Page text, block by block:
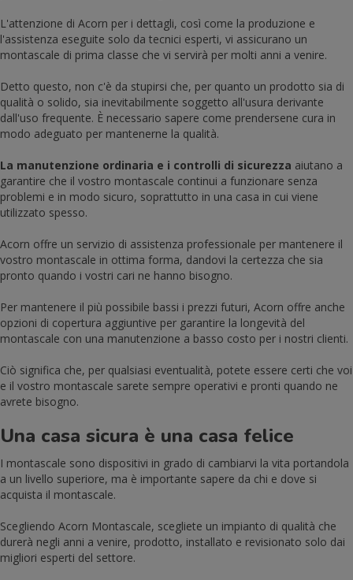
L'attenzione di Acorn per i dettagli, così come la produzione e
l'assistenza eseguite solo da tecnici esperti, vi assicurano un
montascale di prima classe che vi servirà per molti anni a venire.
Detto questo, non c'è da stupirsi che, per quanto un prodotto sia di
qualità o solido, sia inevitabilmente soggetto all'usura derivante
dall'uso frequente. È necessario sapere come prendersene cura in
modo adeguato per mantenerne la qualità.
La manutenzione ordinaria e i controlli di sicurezza aiutano a
garantire che il vostro montascale continui a funzionare senza
problemi e in modo sicuro, soprattutto in una casa in cui viene
utilizzato spesso.
Acorn offre un servizio di assistenza professionale per mantenere il
vostro montascale in ottima forma, dandovi la certezza che sia
pronto quando i vostri cari ne hanno bisogno.
Per mantenere il più possibile bassi i prezzi futuri, Acorn offre anche
opzioni di copertura aggiuntive per garantire la longevità del
montascale con una manutenzione a basso costo per i nostri clienti.
Ciò significa che, per qualsiasi eventualità, potete essere certi che voi
e il vostro montascale sarete sempre operativi e pronti quando ne
avrete bisogno.
Una casa sicura è una casa felice
I montascale sono dispositivi in grado di cambiarvi la vita portandola
a un livello superiore, ma è importante sapere da chi e dove si
acquista il montascale.
Scegliendo Acorn Montascale, scegliete un impianto di qualità che
durerà negli anni a venire, prodotto, installato e revisionato solo dai
migliori esperti del settore.